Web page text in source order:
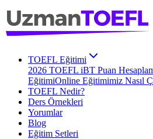
TOEFL Eğitimi
2026 TOEFL iBT Puan
EğitimiOnline Eğitimimiz Nasıl
TOEFL Nedir?
Ders Örnekleri
Yorumlar
Blog
Eğitim Setleri